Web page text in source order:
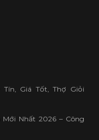
Giá Tốt, Thợ Giỏi
Nhất 2026 – Công